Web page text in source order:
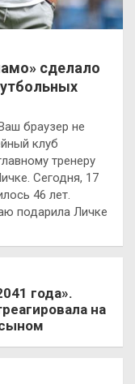
сделало
браузер не
клуб
тренеру
Сегодня, 17
46 лет.
подарила Личке
года».
на